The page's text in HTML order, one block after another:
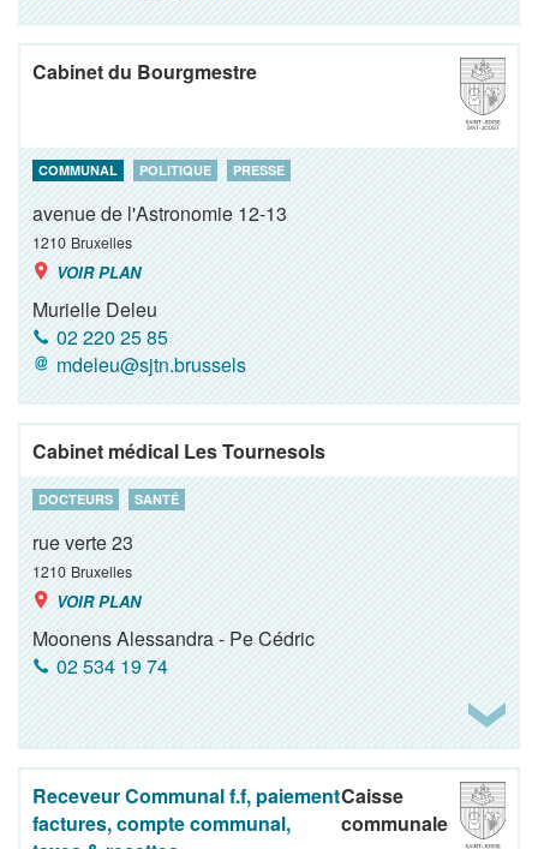
Cabinet du Bourgmestre
COMMUNAL POLITIQUE PRESSE
avenue de l'Astronomie 12-13
1210 Bruxelles
VOIR PLAN
Murielle Deleu
02 220 25 85
mdeleu@sjtn.brussels
Cabinet médical Les Tournesols
DOCTEURS SANTÉ
rue verte 23
1210 Bruxelles
VOIR PLAN
Moonens Alessandra - Pe Cédric
02 534 19 74
Receveur Communal f.f, paiement
factures, compte communal,
Caisse
communale